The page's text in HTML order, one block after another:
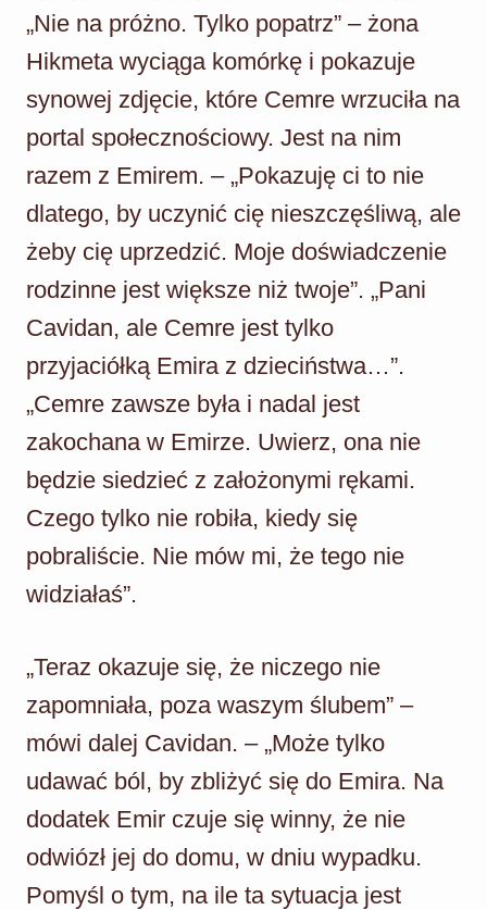
„Nie na próżno. Tylko popatrz” – żona
Hikmeta wyciąga komórkę i pokazuje
synowej zdjęcie, które Cemre wrzuciła na
portal społecznościowy. Jest na nim
razem z Emirem. – „Pokazuję ci to nie
dlatego, by uczynić cię nieszczęśliwą, ale
żeby cię uprzedzić. Moje doświadczenie
rodzinne jest większe niż twoje”. „Pani
Cavidan, ale Cemre jest tylko
przyjaciółką Emira z dzieciństwa…”.
„Cemre zawsze była i nadal jest
zakochana w Emirze. Uwierz, ona nie
będzie siedzieć z założonymi rękami.
Czego tylko nie robiła, kiedy się
pobraliście. Nie mów mi, że tego nie
widziałaś”.
„Teraz okazuje się, że niczego nie
zapomniała, poza waszym ślubem” –
mówi dalej Cavidan. – „Może tylko
udawać ból, by zbliżyć się do Emira. Na
dodatek Emir czuje się winny, że nie
odwiózł jej do domu, w dniu wypadku.
Pomyśl o tym, na ile ta sytuacja jest